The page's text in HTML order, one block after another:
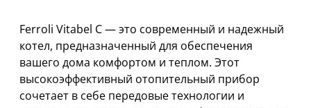
Ferroli Vitabel C — это современный и надежный
котел, предназначенный для обеспечения
вашего дома комфортом и теплом. Этот
высокоэффективный отопительный прибор
сочетает в себе передовые технологии и